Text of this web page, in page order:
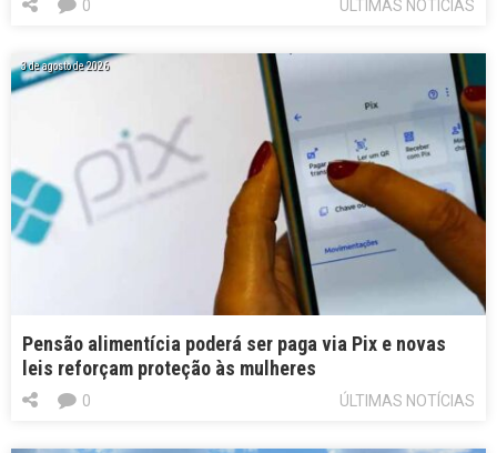
ÚLTIMAS NOTÍCIAS
0
3 de agosto de 2026
Pensão alimentícia poderá ser paga via Pix e novas
leis reforçam proteção às mulheres
ÚLTIMAS NOTÍCIAS
0